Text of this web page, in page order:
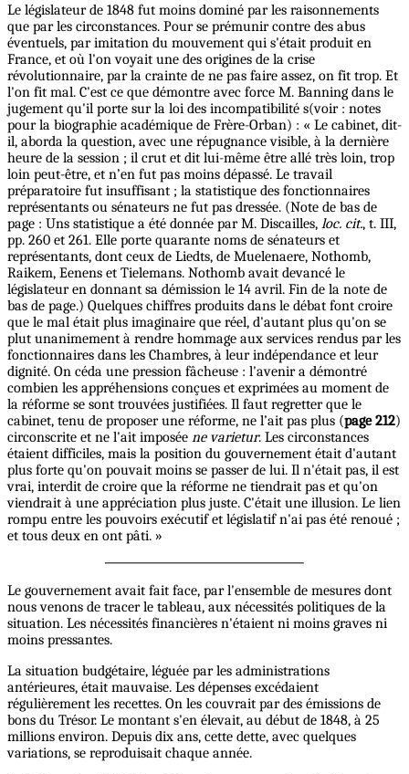
Le législateur de 1848 fut moins dominé par les raisonnements
que par les circonstances. Pour se prémunir contre des abus
éventuels, par imitation du mouvement qui s'était produit en
France, et où l'on voyait une des origines de la crise
révolutionnaire, par la crainte de ne pas faire assez, on fit trop. Et
l'on fit mal. C'est ce que démontre avec force M. Banning dans le
jugement qu'il porte sur la loi des incompatibilité s(voir : notes
pour la biographie académique de Frère-Orban) : « Le cabinet, dit-
il, aborda la question, avec une répugnance visible, à la dernière
heure de la session ; il crut et dit lui-même être allé très loin, trop
loin peut-être, et n’en fut pas moins dépassé. Le travail
préparatoire fut insuffisant ; la statistique des fonctionnaires
représentants ou sénateurs ne fut pas dressée. (Note de bas de
page : Uns statistique a été donnée par M. Discailles, loc. cit., t. III,
pp. 260 et 261. Elle porte quarante noms de sénateurs et
représentants, dont ceux de Liedts, de Muelenaere, Nothomb,
Raikem, Eenens et Tielemans. Nothomb avait devancé le
législateur en donnant sa démission le 14 avril. Fin de la note de
bas de page.) Quelques chiffres produits dans le débat font croire
que le mal était plus imaginaire que réel, d'autant plus qu'on se
plut unanimement à rendre hommage aux services rendus par les
fonctionnaires dans les Chambres, à leur indépendance et leur
dignité. On céda une pression fâcheuse : l'avenir a démontré
combien les appréhensions conçues et exprimées au moment de
la réforme se sont trouvées justifiées. Il faut regretter que le
cabinet, tenu de proposer une réforme, ne l’ait pas plus (page 212)
circonscrite et ne l'ait imposée ne varietur. Les circonstances
étaient difficiles, mais la position du gouvernement était d'autant
plus forte qu'on pouvait moins se passer de lui. Il n'était pas, il est
vrai, interdit de croire que la réforme ne tiendrait pas et qu'on
viendrait à une appréciation plus juste. C'était une illusion. Le lien
rompu entre les pouvoirs exécutif et législatif n'ai pas été renoué ;
et tous deux en ont pâti. »
Le gouvernement avait fait face, par l'ensemble de mesures dont
nous venons de tracer le tableau, aux nécessités politiques de la
situation. Les nécessités financières n'étaient ni moins graves ni
moins pressantes.
La situation budgétaire, léguée par les administrations
antérieures, était mauvaise. Les dépenses excédaient
régulièrement les recettes. On les couvrait par des émissions de
bons du Trésor. Le montant s'en élevait, au début de 1848, à 25
millions environ. Depuis dix ans, cette dette, avec quelques
variations, se reproduisait chaque année.